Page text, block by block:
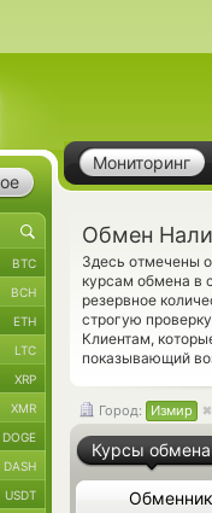
Мониторинг
Обмен
Здесь отмечены
курсам обмена в
резервное
строгую
Клиентам,
показывающий
Город: Измир
Курсы обмена
Обменник
BTC
BCH
ETH
LTC
XRP
XMR
DOGE
DASH
USDT